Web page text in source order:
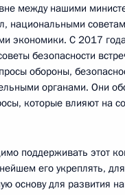
между нашими
национальными
экономики. С 2017
безопасности
обороны,
органами. Они
которые влияют на
поддерживать этот
его укреплять,
основу для развития